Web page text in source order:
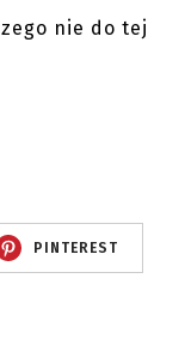
nie do tej
PINTEREST